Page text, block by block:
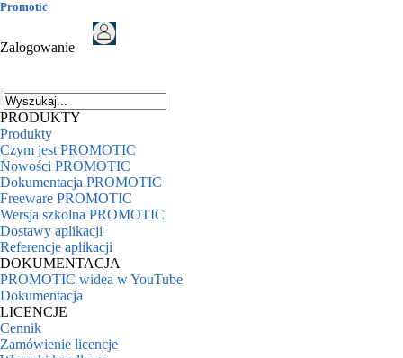
Promotic
Zalogowanie
PRODUKTY
Produkty
Czym jest PROMOTIC
Nowości PROMOTIC
Dokumentacja PROMOTIC
Freeware PROMOTIC
Wersja szkolna PROMOTIC
Dostawy aplikacji
Referencje aplikacji
DOKUMENTACJA
PROMOTIC widea w YouTube
Dokumentacja
LICENCJE
Cennik
Zamówienie licencje